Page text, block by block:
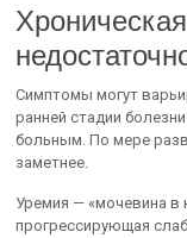
Симптомы могут
ранней стадии
больным. По мере
заметнее.
Уремия — «мочевина в
прогрессирующая